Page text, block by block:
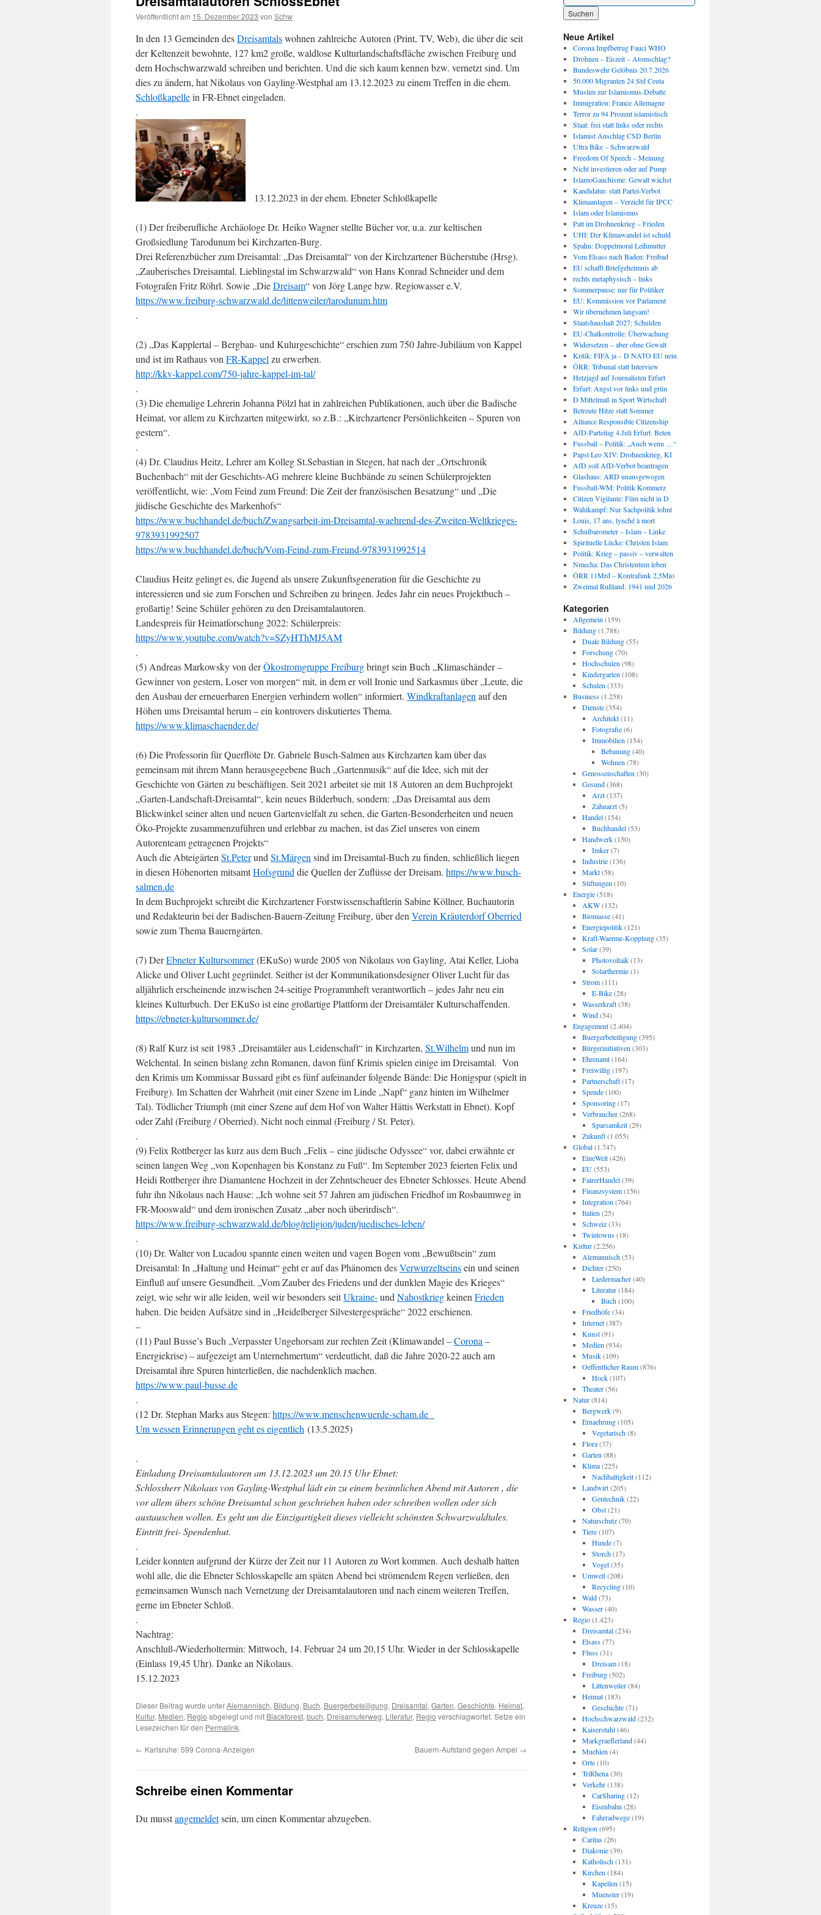
Veröffentlicht am 15. Dezember 2023 von Schw
In den 13 Gemeinden desDreisamtalswohnen zahlreiche Autoren (Print, TV, Web), die über die seit
der Keltenzeit bewohnte, 127 km2 große, waldlose Kulturlandschaftsfläche zwischen Freiburg und
dem Hochschwarzwald schreiben und berichten. Und die sich kaum kennen bzw. vernetzt sind. Um
dies zu ändern, hat Nikolaus von Gayling-Westphal am 13.12.2023 zu einem Treffen in die ehem.
Schloßkapellein FR-Ebnet eingeladen.
.
13.12.2023 in der ehem. Ebneter Schloßkapelle
(1) Der freiberufliche Archäologe Dr. Heiko Wagner stellte Bücher vor, u.a. zur keltischen
Großsiedlung Tarodunum bei Kirchzarten-Burg.
Drei Referenzbücher zum Dreisamtal: „Das Dreisamtal“ von der Kirchzartener Bücherstube (Hrsg).
„Zauberisches Dreisamtal. Lieblingstal im Schwarzwald“ von Hans Konrad Schneider und dem
Fotografen Fritz Röhrl. Sowie „DieDreisam“ von Jörg Lange bzw. Regiowasser e.V.
https://www.freiburg-schwarzwald.de/littenweiler/tarodunum.htm
.
(2) „Das Kapplertal – Bergbau- und Kulurgeschichte“ erschien zum 750 Jahre-Jubiläum von Kappel
und ist im Rathaus von FR-Kappel zu erwerben.
http://kkv-kappel.com/750-jahre-kappel-im-tal/
.
(3) Die ehemalige Lehrerin Johanna Pölzl hat in zahlreichen Publikationen, auch über die Badische
Heimat, vor allem zu Kirchzarten mitgewirkt, so z.B.: „Kirchzartener Persönlichkeiten – Spuren von
gestern“.
.
(4) Dr. Claudius Heitz, Lehrer am Kolleg St.Sebastian in Stegen, hat nach der „Ortschronik
Buchenbach“ mit der Geschichts-AG mehrere kleine Buchbände zu seinen Schülerprojekten
veröffentlicht, wie: „Vom Feind zum Freund: Die Zeit der französischen Besatzung“ und „Die
jüdische Geschichte des Markenhofs“
https://www.buchhandel.de/buch/Zwangsarbeit-im-Dreisamtal-waehrend-des-Zweiten-Weltkrieges-
9783931992507
https://www.buchhandel.de/buch/Vom-Feind-zum-Freund-9783931992514
Claudius Heitz gelingt es, die Jugend als unsere Zukunftsgeneration für die Geschichte zu
interessieren und sie zum Forschen und Schreiben zu bringen. Jedes Jahr ein neues Projektbuch –
großartig! Seine Schüler gehören zu den Dreisamtalautoren.
Landespreis für Heimatforschung 2022: Schülerpreis:
https://www.youtube.com/watch?v=SZyHThMJ5AM
.
(5) Andreas Markowsky von derÖkostromgruppe Freiburgbringt sein Buch „Klimaschänder –
Gewinner von gestern, Loser von morgen“ mit, in dem er voll Ironie und Sarkasmus über „Leute, die
den Ausbau der erneuerbaren Energien verhindern wollen“ informiert. Windkraftanlagen auf den
Höhen ums Dreisamtal herum – ein kontrovers diskutiertes Thema.
https://www.klimaschaender.de/
(6) Die Professorin für Querflöte Dr. Gabriele Busch-Salmen aus Kirchzarten kam über das
gemeinsam mit ihrem Mann herausgegebene Buch „Gartenmusik“ auf die Idee, sich mit der
Geschichte von Gärten zu beschäftigen. Seit 2021 arbeitet sie mit 18 Autoren an dem Buchprojekt
„Garten-Landschaft-Dreisamtal“, kein neues Bilderbuch, sondern: „Das Dreisamtal aus dem
Blickwinkel seiner alten und neuen Gartenvielfalt zu sehen, die Garten-Besonderheiten und neuen
Öko-Projekte zusammenzuführen und erlebbar zu machen, ist das Ziel unseres von einem
Autorenteam getragenen Projekts“
Auch die Abteigärten St.Peterund St.Märgen sind im Dreisamtal-Buch zu finden, schließlich liegen
in diesen Höhenorten mitsamtHofsgrund die Quellen der Zuflüsse der Dreisam. https://www.busch-
salmen.de
In dem Buchprojekt schreibt die Kirchzartener Forstwissenschaftlerin Sabine Köllner, Buchautorin
und Redakteurin bei der Badischen-Bauern-Zeitung Freiburg, über den Verein Kräuterdorf Oberried
sowie zum Thema Bauerngärten.
(7) DerEbneter Kultursommer(EKuSo) wurde 2005 von Nikolaus von Gayling, Atai Keller, Lioba
Alicke und Oliver Lucht gegründet. Seither ist der Kommunikationsdesigner Oliver Lucht für das
alljährlich erscheinende inzwischen 24-seitige Programmheft verantwortlich – jedes Jahr neu ein
kleines Kulturbuch. Der EKuSo ist eine großartige Plattform der Dreisamtäler Kulturschaffenden.
https://ebneter-kultursommer.de/
(8) Ralf Kurz ist seit 1983 „Dreisamtäler aus Leidenschaft“ in Kirchzarten, St.Wilhelmund nun im
Welchental. In seinen bislang zehn Romanen, davon fünf Krimis spielen einige im Dreisamtal. Von
den Krimis um Kommissar Bussard gibt es fünf aufeinander folgende Bände: Die Honigspur (spielt in
Freiburg). Im Schatten der Wahrheit (mit einer Szene im Linde „Napf“ ganz hinten im Wilhelmer
Tal). Tödlicher Triumph (mit einer Szene auf dem Hof von Walter Hättis Werkstatt in Ebnet). Kopf
oder Zahl (Freiburg / Oberried). Nicht noch einmal (Freiburg / St. Peter).
.
(9) Felix Rottberger las kurz aus dem Buch „Felix – eine jüdische Odyssee“ vor, dabei erwähnte er
seinen langen Weg „von Kopenhagen bis Konstanz zu Fuß“. Im September 2023 feierten Felix und
Heidi Rottberger ihre Diamantene Hochzeit in der Zehntscheuer des Ebneter Schlosses. Heute Abend
fuhr ihn Nikolaus nach Hause: „Ich wohne seit 57 Jahren am jüdischen Friedhof im Rosbaumweg in
FR-Mooswald“ und dem ironischen Zusatz „aber noch überirdisch“.
https://www.freiburg-schwarzwald.de/blog/religion/juden/juedisches-leben/
.
(10) Dr. Walter von Lucadou spannte einen weiten und vagen Bogen vom „Bewußtsein“ zum
Dreisamtal: In „Haltung und Heimat“ geht er auf das Phänomen desVerwurzeltseinsein und seinen
Einfluß auf unsere Gesundheit. „Vom Zauber des Friedens und der dunklen Magie des Krieges“
zeigt, wie sehr wir alle leiden, weil wir besonders seitUkraine-und Nahostkriegkeinen Frieden
haben. Die beiden Aufsätze sind in „Heidelberger Silvestergespräche“ 2022 erschienen.
–
(11) Paul Busse’s Buch „Verpasster Ungehorsam zur rechten Zeit (Klimawandel –Corona –
Energiekrise) – aufgezeigt am Unternehmertum“ verdeutlicht, daß die Jahre 2020-22 auch am
Dreisamtal ihre Spuren hinterließen, die nachdenklich machen.
https://www.paul-busse.de
.
(12 Dr. Stephan Marks aus Stegen: https://www.menschenwuerde-scham.de
Um wessen Erinnerungen geht es eigentlich (13.5.2025)
.
Einladung Dreisamtalautoren am 13.12.2023 um 20.15 Uhr Ebnet:
Schlossherr Nikolaus von Gayling-Westphal lädt ein zu einem besinnlichen Abend mit Autoren , die
vor allem übers schöne Dreisamtal schon geschrieben haben oder schreiben wollen oder sich
austauschen wollen. Es geht um die Einzigartigkeit dieses vielleicht schönsten Schwarzwaldtales.
Eintritt frei- Spendenhut.
.
Leider konnten aufgrund der Kürze der Zeit nur 11 Autoren zu Wort kommen. Auch deshalb hatten
wohl alle, die die Ebneter Schlosskapelle am späten Abend bei strömendem Regen verließen, den
gemeinsamen Wunsch nach Vernetzung der Dreisamtalautoren und nach einem weiteren Treffen,
gerne im Ebneter Schloß.
.
Nachtrag:
Anschluß-/Wiederholtermin: Mittwoch, 14. Februar 24 um 20,15 Uhr. Wieder in der Schlosskapelle
(Einlass 19,45 Uhr). Danke an Nikolaus.
15.12.2023
Dieser Beitrag wurde unterAlemannisch, Bildung, Buch, Buergerbeteiligung, Dreisamtal, Garten, Geschichte, Heimat,
Kultur, Medien, Regio abgelegt und mit Blackforest, buch, Dreisamuferweg, Literatur, Regio verschlagwortet. Setze ein
Lesezeichen für den Permalink.
← Karlsruhe: 599 Corona-Anzeigen Bauern-Aufstand gegen Ampel →
Schreibe einen Kommentar
Du musstangemeldetsein, um einen Kommentar abzugeben.
Neue Artikel
Corona Impfbetrug Fauci WHO
Drohnen – Eiszeit – Atomschlag?
Bundeswehr Gelöbnis 20.7.2026
50.000 Migranten 24 Std Ceuta
Muslim zur Islamismus-Debatte
Immigration: France Allemagne
Terror zu 94 Prozent islamistisch
Staat: frei statt links oder rechts
Islamist Anschlag CSD Berlin
Ultra Bike – Schwarzwald
Freedom Of Speech – Meinung
Nicht investieren oder auf Pump
IslamoGauchisme: Gewalt wächst
Kandidatur- statt Partei-Verbot
Klimaanlagen – Verzicht für IPCC
Islam oder Islamismus
Patt im Drohnenkrieg – Frieden
UHI: Der Klimawandel ist schuld
Spahn: Doppelmoral Leihmutter
Vom Elsass nach Baden: Freibad
EU schafft Briefgeheimnis ab
rechts metaphysisch – links
Sommerpause: nur für Politiker
EU: Kommission vor Parlament
Wir übernehmen langsam!
Staatshaushalt 2027: Schulden
EU-Chatkontrolle: Überwachung
Widersetzen – aber ohne Gewalt
Kritik: FIFA ja – D NATO EU nein
ÖRR: Tribunal statt Interview
Hetzjagd auf Journalisten Erfurt
Erfurt: Angst vor links und grün
D Mittelmaß in Sport Wirtschaft
Betreute Hitze statt Sommer
Alliance Responsible Citizenship
AfD-Parteitag 4.Juli Erfurt: Beten
Fussball – Politik: „Auch wenn …“
Papst Leo XIV: Drohnenkrieg, KI
AfD soll AfD-Verbot beantragen
Glashaus: ARD unausgewogen
Fussball-WM: Politik Kommerz
Citizen Vigilante: Film nicht in D
Wahlkampf: Nur Sachpolitik lohnt
Louis, 17 ans, lynché à mort
Schulbarometer – Islam – Linke
Spirituelle Lücke: Christen Islam
Politik: Krieg – passiv – verwalten
Nmecha: Das Christentum leben
ÖRR 11Mrd – Kontrafunk 2,5Mio
Zweimal Rußland: 1941 und 2026
Kategorien
Allgemein (159)
Bildung(1.788)
Duale Bildung(55)
Forschung(70)
Hochschulen (98)
Kindergarten (108)
Schulen (333)
Business(1.258)
Dienste(354)
Architekt(11)
Fotografie(6)
Immobilien (154)
Bebauung(40)
Wohnen (78)
Genossenschaften (30)
Gesund(368)
Arzt(137)
Zahnarzt(5)
Handel(154)
Buchhandel(53)
Handwerk(150)
Imker(7)
Industrie(136)
Markt(58)
Stiftungen (10)
Energie(518)
AKW(132)
Biomasse(41)
Energiepolitik(121)
Kraft-Waerme-Kopplung(35)
Solar(39)
Photovoltaik(13)
Solarthermie(1)
Strom(111)
E-Bike(28)
Wasserkraft(38)
Wind(54)
Engagement(2.404)
Buergerbeteiligung(395)
Bürgerinitiativen (303)
Ehrenamt(164)
Freiwillig(197)
Partnerschaft(17)
Spende(100)
Sponsoring(17)
Verbraucher(268)
Sparsamkeit(29)
Zukunft(1.055)
Global(1.747)
EineWelt(426)
EU(553)
FairerHandel(39)
Finanzsystem(156)
Integration (764)
Italien (25)
Schweiz(33)
Twintowns(18)
Kultur(2.256)
Alemannisch(53)
Dichter(250)
Liedermacher(40)
Literatur(184)
Buch(100)
Friedhöfe(34)
Internet(387)
Kunst(91)
Medien (934)
Musik(109)
Oeffentlicher Raum(876)
Hock(107)
Theater(56)
Natur(814)
Bergwerk(9)
Ernaehrung(105)
Vegetarisch(8)
Flora(37)
Garten (88)
Klima(225)
Nachhaltigkeit(112)
Landwirt(205)
Gentechnik(22)
Obst(21)
Naturschutz(70)
Tiere(107)
Hunde(7)
Storch(17)
Vogel(35)
Umwelt(208)
Recycling(10)
Wald(73)
Wasser(40)
Regio(1.423)
Dreisamtal(234)
Elsass(77)
Fluss(31)
Dreisam(18)
Freiburg(502)
Littenweiler(84)
Heimat(183)
Geschichte(71)
Hochschwarzwald(232)
Kaiserstuhl(46)
Markgraeflerland(44)
Muehlen (4)
Orte(10)
TriRhena(30)
Verkehr(138)
CarSharing(12)
Eisenbahn (28)
Fahrradwege(19)
Religion (695)
Caritas(26)
Diakonie(39)
Katholisch(131)
Kirchen (184)
Kapellen (15)
Muenster(19)
Kreuze(15)